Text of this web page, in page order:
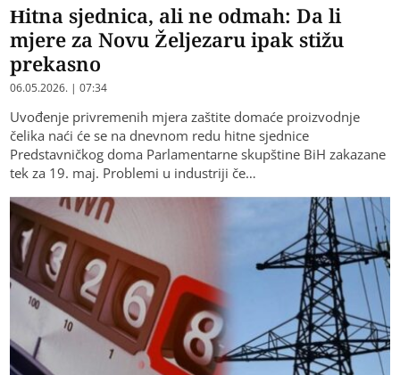
Hitna sjednica, ali ne odmah: Da li
mjere za Novu Željezaru ipak stižu
prekasno
06.05.2026. | 07:34
Uvođenje privremenih mjera zaštite domaće proizvodnje
čelika naći će se na dnevnom redu hitne sjednice
Predstavničkog doma Parlamentarne skupštine BiH zakazane
tek za 19. maj. Problemi u industriji če…